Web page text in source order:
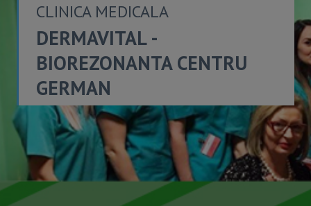
CLINICA MEDICALA
DERMAVITAL -
BIOREZONANTA CENTRU
GERMAN